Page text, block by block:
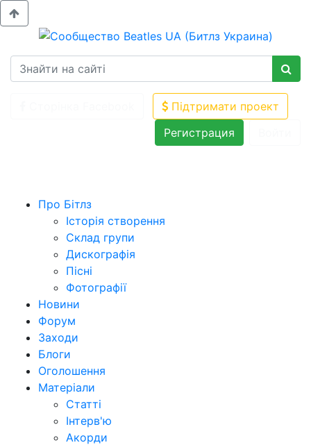
Підтримати проект
Регистрация
Про Бітлз
Історія створення
Склад групи
Дискографія
Пісні
Фотографії
Новини
Форум
Заходи
Блоги
Оголошення
Матеріали
Статті
Інтерв'ю
Акорди